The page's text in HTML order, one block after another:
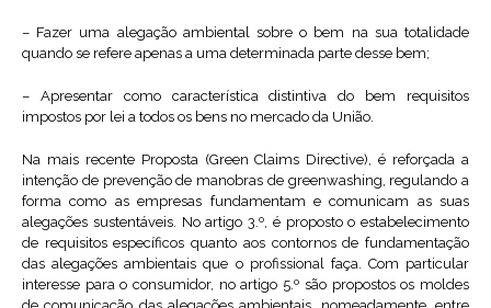
– Fazer uma alegação ambiental sobre o bem na sua totalidade
quando se refere apenas a uma determinada parte desse bem;
– Apresentar como característica distintiva do bem requisitos
impostos por lei a todos os bens no mercado da União.
Na mais recente Proposta (Green Claims Directive), é reforçada a
intenção de prevenção de manobras de greenwashing, regulando a
forma como as empresas fundamentam e comunicam as suas
alegações sustentáveis. No artigo 3.º, é proposto o estabelecimento
de requisitos específicos quanto aos contornos de fundamentação
das alegações ambientais que o profissional faça. Com particular
interesse para o consumidor, no artigo 5.º são propostos os moldes